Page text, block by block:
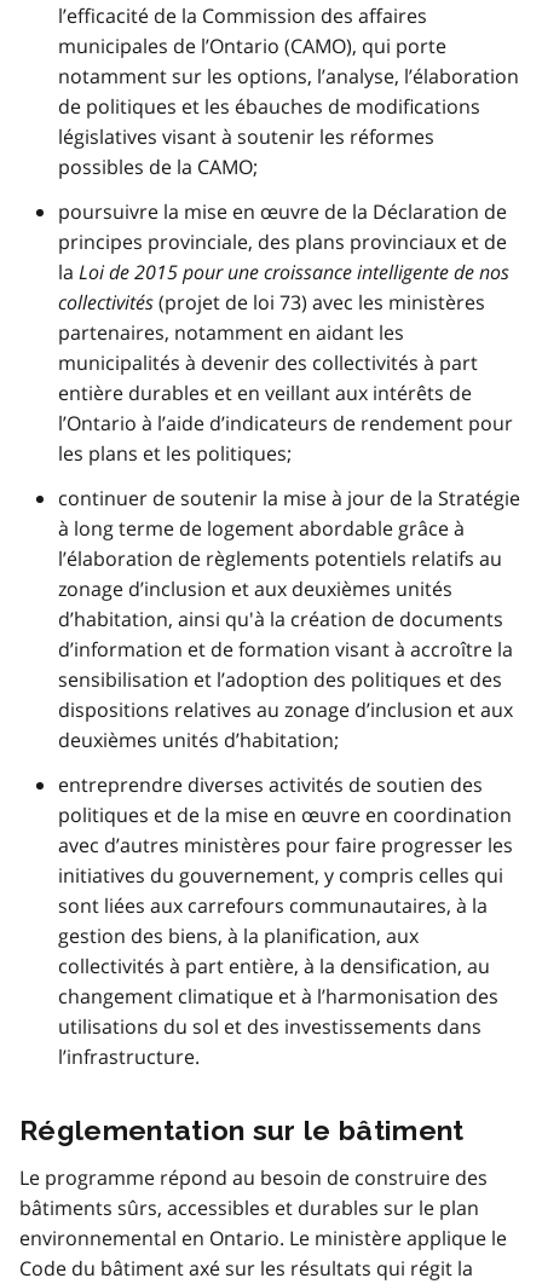
l’efficacité de la Commission des affaires
municipales de l’Ontario (CAMO), qui porte
notamment sur les options, l’analyse, l’élaboration
de politiques et les ébauches de modifications
législatives visant à soutenir les réformes
possibles de la CAMO;
poursuivre la mise en œuvre de la Déclaration de
principes provinciale, des plans provinciaux et de
la Loi de 2015 pour une croissance intelligente de nos
collectivités(projet de loi 73) avec les ministères
partenaires, notamment en aidant les
municipalités à devenir des collectivités à part
entière durables et en veillant aux intérêts de
l’Ontario à l’aide d’indicateurs de rendement pour
les plans et les politiques;
continuer de soutenir la mise à jour de la Stratégie
à long terme de logement abordable grâce à
l’élaboration de règlements potentiels relatifs au
zonage d’inclusion et aux deuxièmes unités
d’habitation, ainsi qu'à la création de documents
d’information et de formation visant à accroître la
sensibilisation et l’adoption des politiques et des
dispositions relatives au zonage d’inclusion et aux
deuxièmes unités d’habitation;
entreprendre diverses activités de soutien des
politiques et de la mise en œuvre en coordination
avec d’autres ministères pour faire progresser les
initiatives du gouvernement, y compris celles qui
sont liées aux carrefours communautaires, à la
gestion des biens, à la planification, aux
collectivités à part entière, à la densification, au
changement climatique et à l’harmonisation des
utilisations du sol et des investissements dans
l’infrastructure.
Réglementation sur le bâtiment
Le programme répond au besoin de construire des
bâtiments sûrs, accessibles et durables sur le plan
environnemental en Ontario. Le ministère applique le
Code du bâtiment axé sur les résultats qui régit la